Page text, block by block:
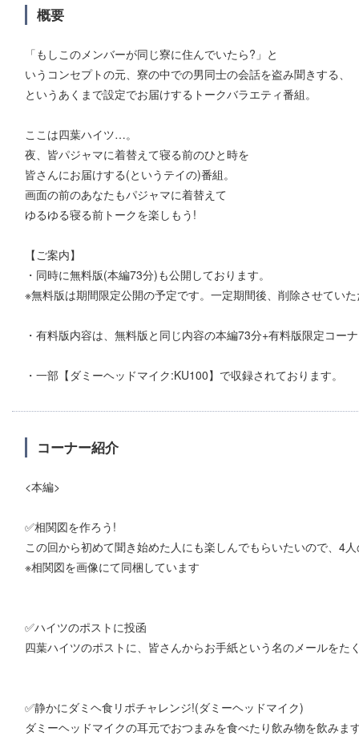
概要
「もしこのメンバーが同じ寮に住んでいたら?」と
いうコンセプトの元、寮の中での男同士の会話を盗み聞きする、
というあくまで設定でお届けするトークバラエティ番組。
ここは四葉ハイツ…。
夜、皆パジャマに着替えて寝る前のひと時を
皆さんにお届けする(というテイの)番組。
画⾯の前のあなたもパジャマに着替えて
ゆるゆる寝る前トークを楽しもう!
【ご案内】
・同時に無料版(本編73分)も公開しております。
※無料版は期間限定公開の予定です。一定期間後、削除させてい
・有料版内容は、無料版と同じ内容の本編73分+有料版限定コー
・一部【ダミーヘッドマイク:KU100】で収録されております。
コーナー紹介
<本編>
✅相関図を作ろう!
この回から初めて聞き始めた人にも楽しんでもらいたいので、4
※相関図を画像にて同梱しています
✅ハイツのポストに投函
四葉ハイツのポストに、皆さんからお手紙という名のメールをた
✅静かにダミヘ食リポチャレンジ!(ダミーヘッドマイク)
ダミーヘッドマイクの耳元でおつまみを食べたり飲み物を飲みま